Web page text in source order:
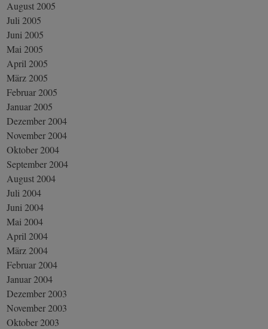
August 2005
Juli 2005
Juni 2005
Mai 2005
April 2005
März 2005
Februar 2005
Januar 2005
Dezember 2004
November 2004
Oktober 2004
September 2004
August 2004
Juli 2004
Juni 2004
Mai 2004
April 2004
März 2004
Februar 2004
Januar 2004
Dezember 2003
November 2003
Oktober 2003